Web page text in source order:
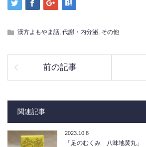
漢方よもやま話, 代謝・内分泌, その他
前の記事
関連記事
2023.10.8
「足のむくみ 八味地黄丸」